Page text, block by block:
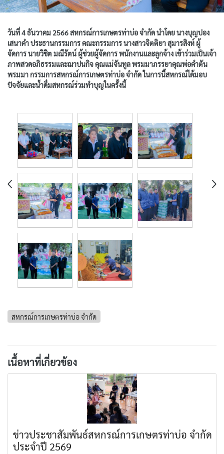
วันที่ 4 ธันวาคม 2566 สหกรณ์การเกษตรท่าบ่อ จำกัด นำโดย นางบุญปอง
เสนาคำ ประธานกรรมการ คณะกรรมการ นางสาวจิตติยา สุมารสิงห์ ผู้
จัดการ นายวิชิต มณีรัตน์ ผู้ช่วยผู้จัดการ พนักงานและลูกจ้าง เข้าร่วมเป็นเจ้า
ภาพสวดอภิธรรมและฌาปนกิจ คุณแม่จันทูล พรมมาภรรยาคุณพ่อคำตัน
พรมมา กรรมการสหกรณ์การเกษตรท่าบ่อ จำกัด ในการนี้สหกรณ์ได้มอบ
ปัจจัยและน้ำดื่มสหกรณ์ร่วมทำบุญในครั้งนี้
สหกรณ์การเกษตรท่าบ่อ จำกัด
เนื้อหาที่เกี่ยวข้อง
ข่าวประชาสัมพันธ์สหกรณ์การเกษตรท่าบ่อ จำกัด
ประจำปี 2569